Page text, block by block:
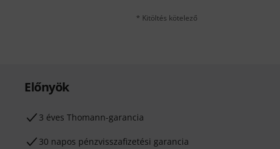
* Kitöltés kötelező
Előnyök
3 éves Thomann-garancia
30 napos pénzvisszafizetési garancia